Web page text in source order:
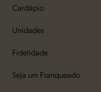
Cardápio
Unidades
Fidelidade
Seja um Franqueado